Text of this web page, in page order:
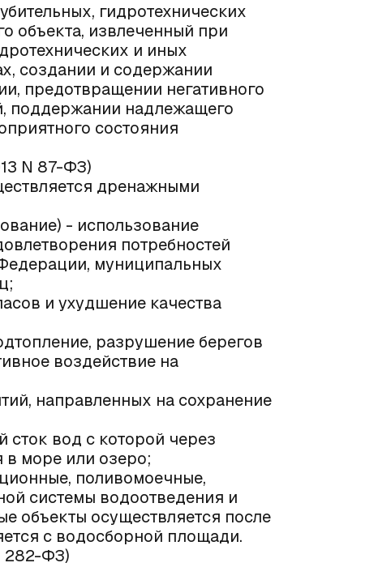
гидротехнических
объекта, извлеченный при
и иных
создании и содержании
предотвращении негативного
поддержании надлежащего
состояния
N 87-ФЗ)
дренажными
- использование
потребностей
муниципальных
и ухудшение качества
разрушение берегов
воздействие на
направленных на сохранение
сток вод с которой через
в море или озеро;
поливомоечные,
системы водоотведения и
объекты осуществляется после
с водосборной площади.
282-ФЗ)